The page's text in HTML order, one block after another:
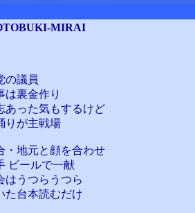
MIRAI
の議員
は裏金作り
あった気もするけど
りが主戦場
・地元と顔を合わせ
ビールで一献
はうつらうつら
た台本読むだけ